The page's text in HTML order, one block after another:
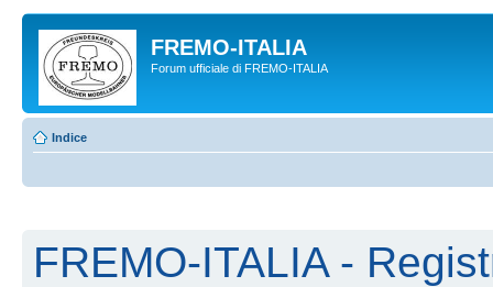
FREMO-ITALIA
Forum ufficiale di FREMO-ITALIA
Indice
FREMO-ITALIA -